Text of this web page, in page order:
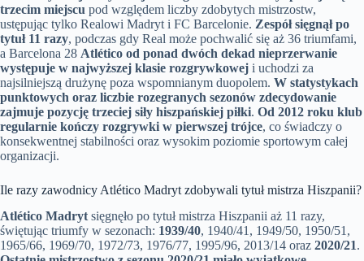
trzecim miejscu pod względem liczby zdobytych mistrzostw,
ustępując tylko Realowi Madryt i FC Barcelonie. Zespół sięgnął po
tytuł 11 razy, podczas gdy Real może pochwalić się aż 36 triumfami,
a Barcelona 28 Atlético od ponad dwóch dekad nieprzerwanie
występuje w najwyższej klasie rozgrywkowej i uchodzi za
najsilniejszą drużynę poza wspomnianym duopolem. W statystykach
punktowych oraz liczbie rozegranych sezonów zdecydowanie
zajmuje pozycję trzeciej siły hiszpańskiej piłki. Od 2012 roku klub
regularnie kończy rozgrywki w pierwszej trójce, co świadczy o
konsekwentnej stabilności oraz wysokim poziomie sportowym całej
organizacji.
Ile razy zawodnicy Atlético Madryt zdobywali tytuł mistrza Hiszpanii?
Atlético Madrytsięgnęło po tytuł mistrza Hiszpanii aż 11 razy,
świętując triumfy w sezonach: 1939/40, 1940/41, 1949/50, 1950/51,
1965/66, 1969/70, 1972/73, 1976/77, 1995/96, 2013/14 oraz 2020/21.